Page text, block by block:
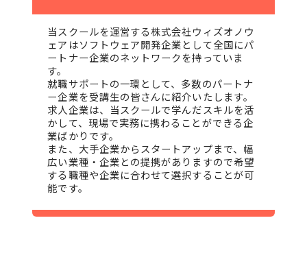
当スクールを運営する株式会社ウィズオノウ
ェアはソフトウェア開発企業として全国にパ
ートナー企業のネットワークを持っていま
す。
就職サポートの一環として、多数のパートナ
ー企業を受講生の皆さんに紹介いたします。
求人企業は、当スクールで学んだスキルを活
かして、現場で実務に携わることができる企
業ばかりです。
また、大手企業からスタートアップまで、幅
広い業種・企業との提携がありますので希望
する職種や企業に合わせて選択することが可
能です。